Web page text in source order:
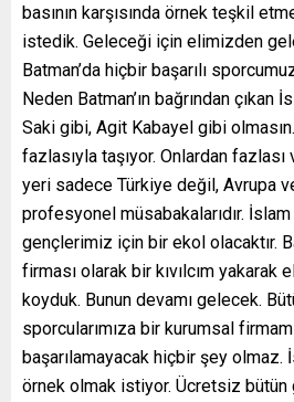
basının karşısında örnek teşkil
istedik. Geleceği için elimizden
Batman’da hiçbir başarılı
Neden Batman’ın bağrından çıkan
Saki gibi, Agit Kabayel gibi
fazlasıyla taşıyor. Onlardan
yeri sadece Türkiye değil, Avrupa
profesyonel müsabakalarıdır. İslam
gençlerimiz için bir ekol olacaktır.
firması olarak bir kıvılcım yakarak
koyduk. Bunun devamı gelecek.
sporcularımıza bir kurumsal
başarılamayacak hiçbir şey olmaz.
örnek olmak istiyor. Ücretsiz bütün